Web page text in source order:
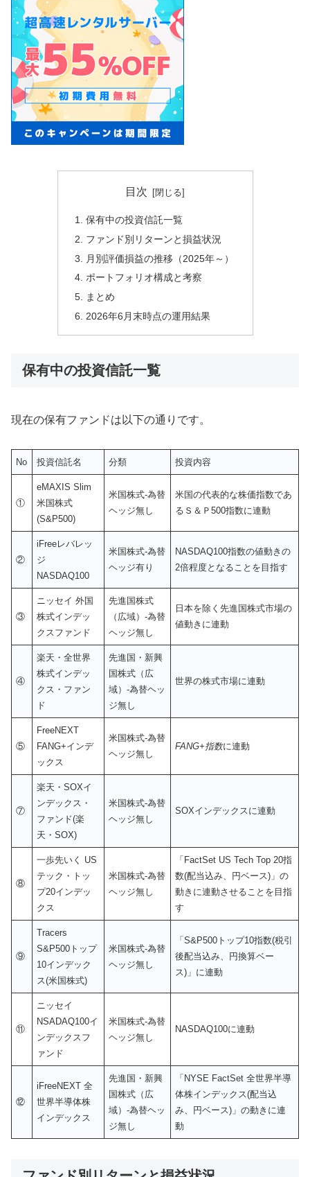
目次
保有中の投資信託一覧
ファンド別リターンと損益状況
月別評価損益の推移（2025年～）
ポートフォリオ構成と考察
まとめ
2026年6月末時点の運用結果
保有中の投資信託一覧
現在の保有ファンドは以下の通りです。
No 投資信託名 分類 投資内容
①
eMAXIS Slim
米国株式
(S&P500)
米国株式-為替
ヘッジ無し
米国の代表的な株価指数であ
るＳ＆Ｐ500指数に連動
②
iFreeレバレッ
ジ
NASDAQ100
米国株式-為替
ヘッジ有り
NASDAQ100指数の値動きの
2倍程度となることを目指す
③
ニッセイ 外国
株式インデッ
クスファンド
先進国株式
（広域）-為替
ヘッジ無し
日本を除く先進国株式市場の
値動きに連動
④
楽天・全世界
株式インデッ
クス・ファン
ド
先進国・新興
国株式（広
域）-為替ヘッ
ジ無し
世界の株式市場に連動
⑤
FreeNEXT
FANG+インデ
ックス
米国株式-為替
ヘッジ無し
FANG+指数に連動
⑦
楽天・SOXイ
ンデックス・
ファンド(楽
天・SOX)
米国株式-為替
ヘッジ無し
SOXインデックスに連動
⑧
一歩先いく US
テック・トッ
プ20インデッ
クス
米国株式-為替
ヘッジ無し
「FactSet US Tech Top 20指
数(配当込み、円ベース)」の
動きに連動させることを目指
す
⑨
Tracers
S&P500トップ
10インデック
ス(米国株式)
米国株式-為替
ヘッジ無し
「S&P500トップ10指数(税引
後配当込み、円換算ベー
ス)」に連動
⑪
ニッセイ
NSADAQ100イ
ンデックスフ
ァンド
米国株式-為替
ヘッジ無し
NASDAQ100に連動
⑫
iFreeNEXT 全
世界半導体株
インデックス
先進国・新興
国株式（広
域）-為替ヘッ
ジ無し
「NYSE FactSet 全世界半導
体株インデックス(配当込
み、円ベース)」の動きに連
動